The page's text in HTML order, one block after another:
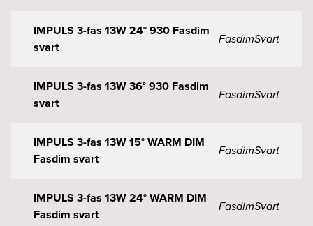
IMPULS 3-fas 13W 24° 930 Fasdim
svart
FasdimSvart
IMPULS 3-fas 13W 36° 930 Fasdim
svart
FasdimSvart
IMPULS 3-fas 13W 15° WARM DIM
Fasdim svart
FasdimSvart
IMPULS 3-fas 13W 24° WARM DIM
Fasdim svart
FasdimSvart